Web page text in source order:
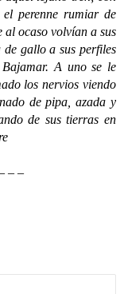
perenne rumiar de
al ocaso volvían a sus
de gallo a sus perfiles
Bajamar. A uno se le
los nervios viendo
de pipa, azada y
de sus tierras en
– –